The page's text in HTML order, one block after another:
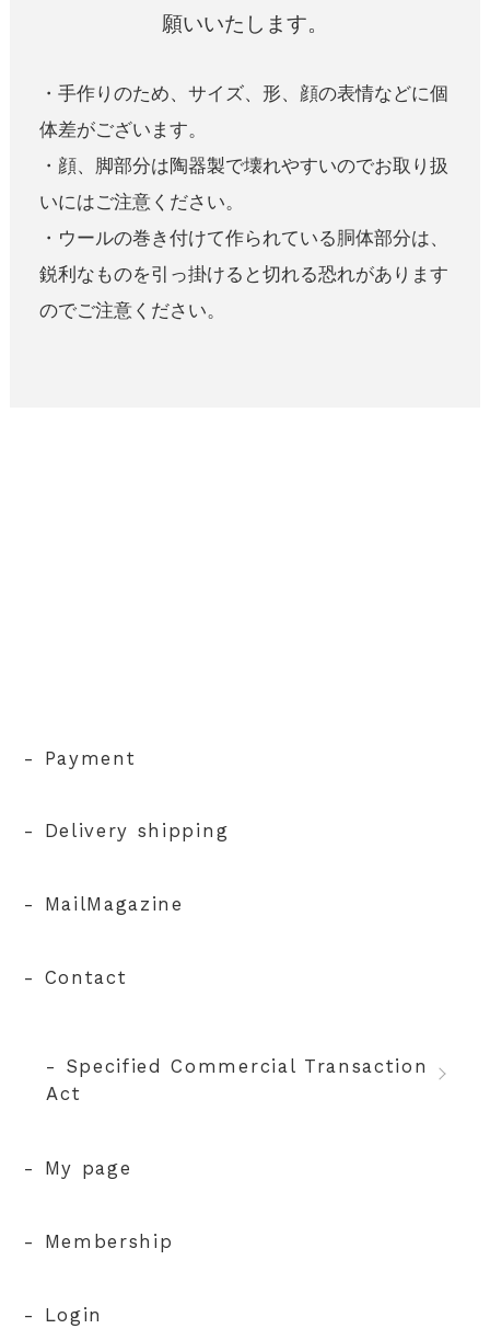
願いいたします。
・手作りのため、サイズ、形、顔の表情などに個
体差がございます。
・顔、脚部分は陶器製で壊れやすいのでお取り扱
いにはご注意ください。
・ウールの巻き付けて作られている胴体部分は、
鋭利なものを引っ掛けると切れる恐れがあります
のでご注意ください。
- Payment
- Delivery shipping
- MailMagazine
- Contact
- Specified Commercial Transaction
Act
- My page
- Membership
- Login